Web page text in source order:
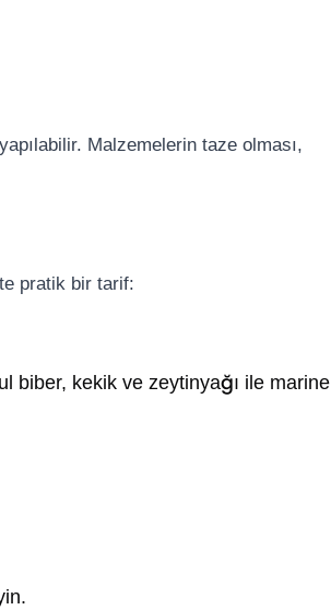
Malzemelerin taze olması,
pratik bir tarif:
biber, kekik ve zeytinyağı ile marine